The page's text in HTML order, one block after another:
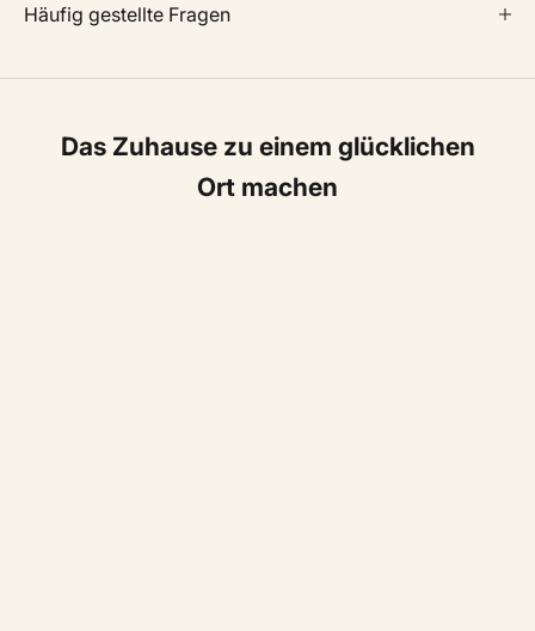
Häufig gestellte Fragen
Das Zuhause zu einem glücklichen
Ort machen